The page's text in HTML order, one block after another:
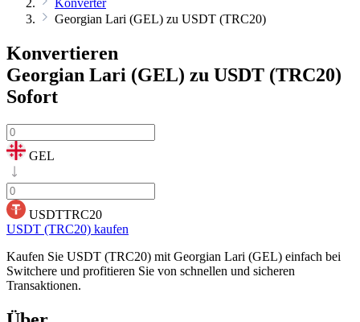
Konverter
Georgian Lari (GEL) zu USDT (TRC20)
Konvertieren
Georgian Lari (GEL) zu USDT (TRC20)
Sofort
GEL
USDTTRC20
USDT (TRC20) kaufen
Kaufen Sie USDT (TRC20) mit Georgian Lari (GEL) einfach bei
Switchere und profitieren Sie von schnellen und sicheren
Transaktionen.